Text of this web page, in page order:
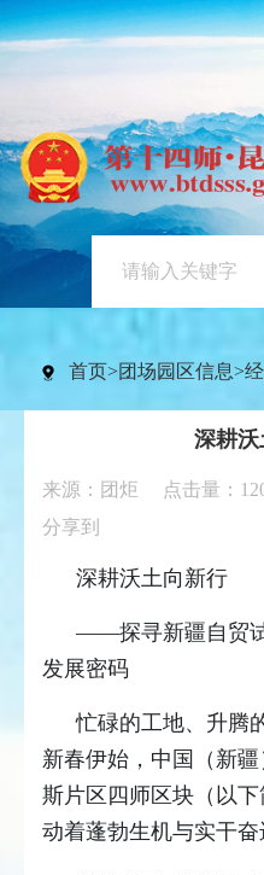
首页>团场园区信息>
深耕
来源：团炬 点击量：
分享到
深耕沃土向新行
——探寻新疆自贸
发展密码
忙碌的工地、升
新春伊始，中国（新
斯片区四师区块（以
动着蓬勃生机与实干奋